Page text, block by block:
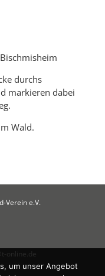
durchs
markieren dabei
Wald.
Verein e.V.
online.de
um unser Angebot